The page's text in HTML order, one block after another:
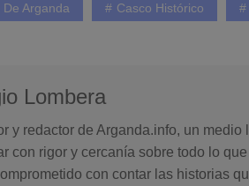
Arganda Casco Histórico
Lombera
y redactor de Arganda.info, un medio
con rigor y cercanía sobre todo lo
con contar las historias